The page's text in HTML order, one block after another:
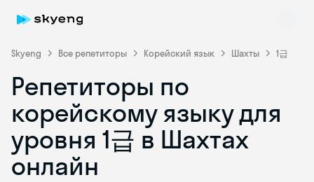
Skyeng Все репетиторы Корейский язык Шахты 1급
Репетиторы по
корейскому языку для
уровня 1급 в Шахтах
онлайн
Skyeng Chat
online